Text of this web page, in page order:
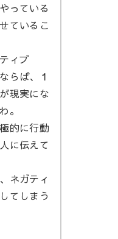
っている
ているこ
ィブ
らば、１
現実にな
。
的に行動
に伝えて
ネガティ
てしまう